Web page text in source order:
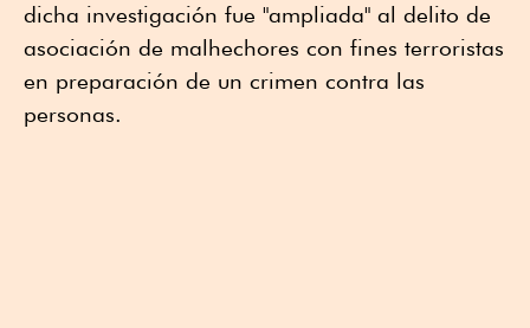
dicha investigación fue "ampliada" al delito de
asociación de malhechores con fines terroristas
en preparación de un crimen contra las
personas.